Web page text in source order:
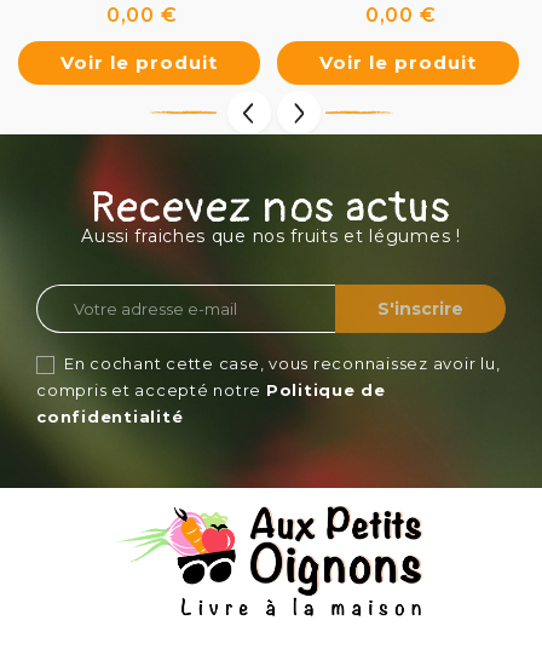
0,00 €Prix
Voir le produit
0,00 €Prix
Voir le produit
Recevez nos actus
Aussi fraiches que nos fruits et légumes !
En cochant cette case, vous reconnaissez avoir lu,
compris et accepté notre Politique de
confidentialité